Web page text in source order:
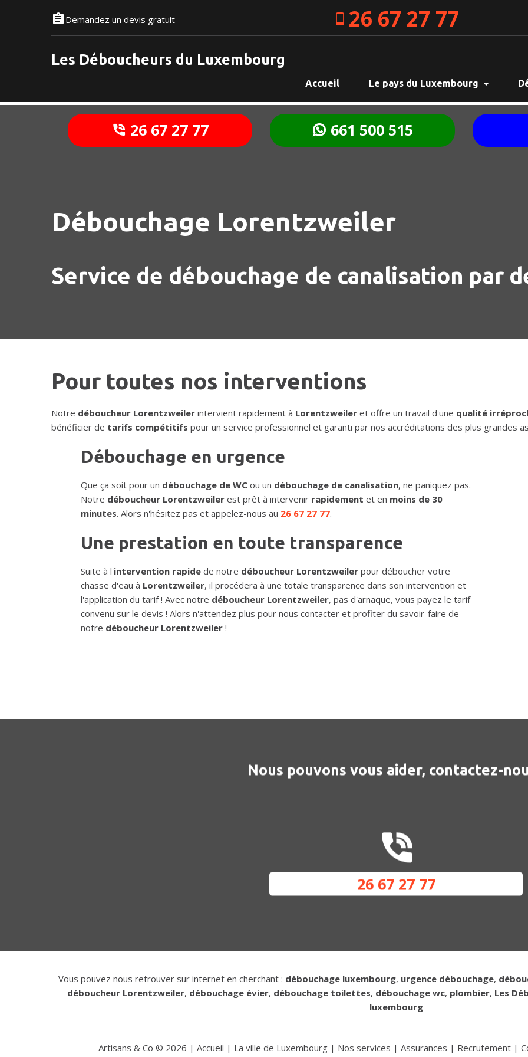
Demandez un devis gratuit 26 67 27 77
Les Déboucheurs du Luxembourg
Accueil Le pays du Luxembourg
26 67 27 77 661 500 515
Débouchage Lorentzweiler
Service de débouchage de canalisation par
Pour toutes nos interventions
Notre déboucheur Lorentzweiler intervient rapidement à Lorentzweiler et offre un travail d'une qualité
bénéficier de tarifs compétitifs pour un service professionnel et garanti par nos accréditations des plus grandes
Débouchage en urgence
Que ça soit pour un débouchage de WC ou un débouchage de canalisation, ne paniquez pas.
Notre déboucheur Lorentzweiler est prêt à intervenir rapidement et en moins de 30
minutes. Alors n'hésitez pas et appelez-nous au 26 67 27 77.
Une prestation en toute transparence
Suite à l'intervention rapide de notre déboucheur Lorentzweiler pour déboucher votre
chasse d'eau à Lorentzweiler, il procédera à une totale transparence dans son intervention et
l'application du tarif ! Avec notre déboucheur Lorentzweiler, pas d'arnaque, vous payez le tarif
convenu sur le devis ! Alors n'attendez plus pour nous contacter et profiter du savoir-faire de
notre déboucheur Lorentzweiler !
Nous pouvons vous aider, contactez-
26 67 27 77
Vous pouvez nous retrouver sur internet en cherchant : débouchage luxembourg, urgence débouchage,
déboucheur Lorentzweiler, débouchage évier, débouchage toilettes, débouchage wc, plombier, Les
luxembourg
Artisans & Co © 2026 | Accueil | La ville de Luxembourg | Nos services | Assurances | Recrutement |